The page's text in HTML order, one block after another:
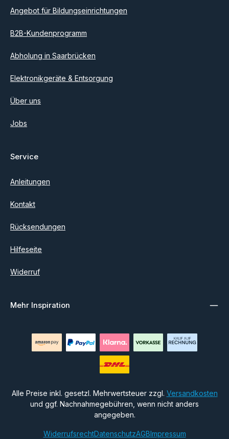
Angebot für Bildungseinrichtungen
B2B-Kundenprogramm
Abholung in Saarbrücken
Elektronikgeräte & Entsorgung
Über uns
Jobs
Service
Anleitungen
Kontakt
Rücksendungen
Hilfeseite
Widerruf
Mehr Inspiration
Alle Preise inkl. gesetzl. Mehrwertsteuer zzgl. Versandkosten
und ggf. Nachnahmegebühren, wenn nicht anders
angegeben.
WiderrufsrechtDatenschutzAGBImpressum